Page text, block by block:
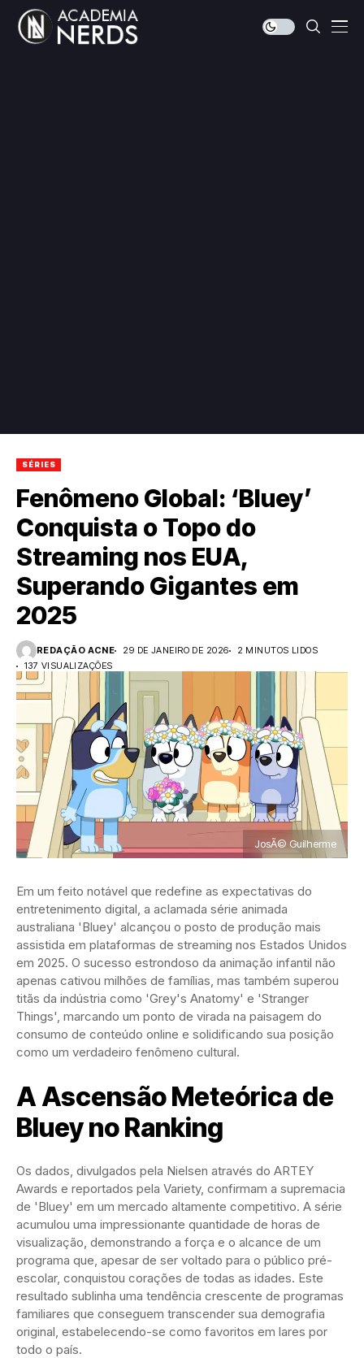
SÉRIES
Fenômeno Global: ‘Bluey’
Conquista o Topo do
Streaming nos EUA,
Superando Gigantes em
2025
REDAÇÃO ACNE 29 DE JANEIRO DE 2026
2 MINUTOS LIDOS
137 VISUALIZAÇÕES
JosÃ© Guilherme
Em um feito notável que redefine as expectativas do
entretenimento digital, a aclamada série animada
australiana 'Bluey' alcançou o posto de produção mais
assistida em plataformas de streaming nos Estados Unidos
em 2025. O sucesso estrondoso da animação infantil não
apenas cativou milhões de famílias, mas também superou
titãs da indústria como 'Grey's Anatomy' e 'Stranger
Things', marcando um ponto de virada na paisagem do
consumo de conteúdo online e solidificando sua posição
como um verdadeiro fenômeno cultural.
A Ascensão Meteórica de
Bluey no Ranking
Os dados, divulgados pela Nielsen através do ARTEY
Awards e reportados pela Variety, confirmam a supremacia
de 'Bluey' em um mercado altamente competitivo. A série
acumulou uma impressionante quantidade de horas de
visualização, demonstrando a força e o alcance de um
programa que, apesar de ser voltado para o público pré-
escolar, conquistou corações de todas as idades. Este
resultado sublinha uma tendência crescente de programas
familiares que conseguem transcender sua demografia
original, estabelecendo-se como favoritos em lares por
todo o país.